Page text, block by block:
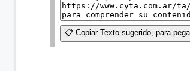
📋 Copiar Texto sugerido, para